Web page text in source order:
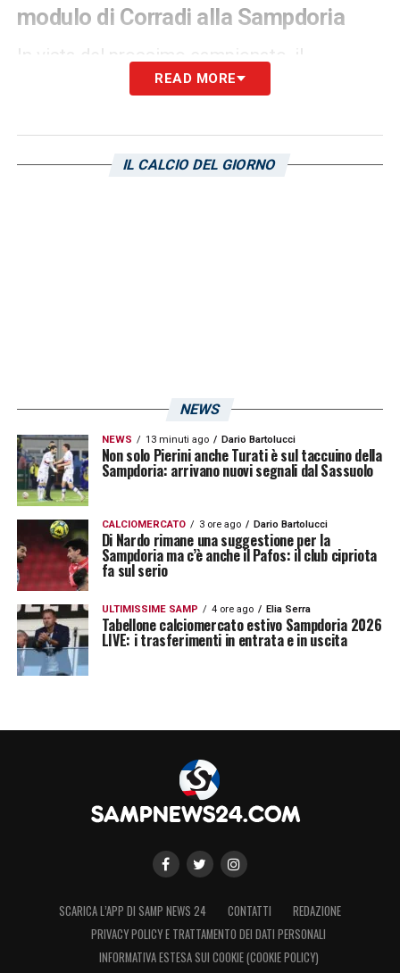
modulo di Corradi alla Sampdoria
In vista del prossimo campionato, il
centrocampista è destinato a rimanere un
gioco del nuovo mister?Bernardo Corradi,
storicamente incline a un calcio propositivo
squadra avrà vitale bisogno.
LA PLAYLIST DELLE NOSTRE TOP NEWS
READ MORE
IL CALCIO DEL GIORNO
NEWS
NEWS 13 minuti ago Dario Bartolucci
Non solo Pierini anche Turati è sul taccuino della
Sampdoria: arrivano nuovi segnali dal Sassuolo
CALCIOMERCATO 3 ore ago Dario Bartolucci
Di Nardo rimane una suggestione per la
Sampdoria ma c’è anche il Pafos: il club cipriota
fa sul serio
ULTIMISSIME SAMP 4 ore ago Elia Serra
Tabellone calciomercato estivo Sampdoria 2026
LIVE: i trasferimenti in entrata e in uscita
SCARICA L’APP DI SAMP NEWS 24 CONTATTI
REDAZIONE
PRIVACY POLICY E TRATTAMENTO DEI DATI PERSONALI
INFORMATIVA ESTESA SUI COOKIE (COOKIE POLICY)